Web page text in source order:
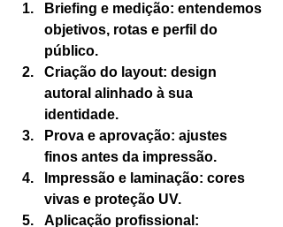
Briefing e medição: entendemos
objetivos, rotas e perfil do
público.
Criação do layout: design
autoral alinhado à sua
identidade.
Prova e aprovação: ajustes
finos antes da impressão.
Impressão e laminação: cores
vivas e proteção UV.
Aplicação profissional: